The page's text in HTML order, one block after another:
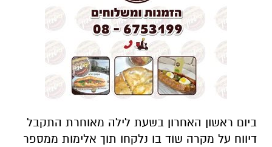
ביום ראשון האחרון בשעת לילה מאוחרת התקבל
דיווח על מקרה שוד בו נלקחו תוך אלימות ממספר